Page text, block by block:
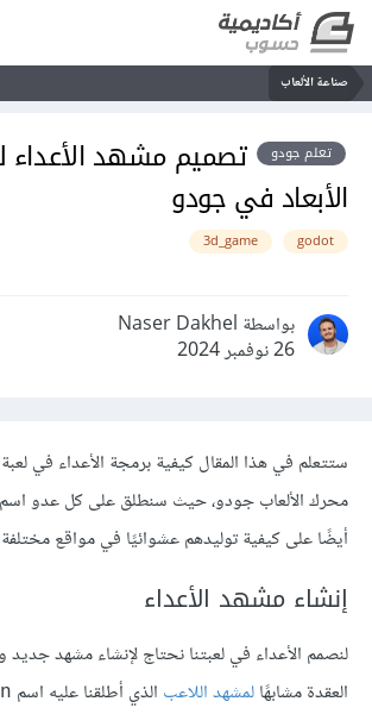
صناعة الألعاب
تعلم جودو
تصميم مشهد الأعداء
الأبعاد في جودو
godot
3d_game
بواسطة Naser Dakhel
26 نوفمبر 2024
ستتعلم في هذا المقال كيفية برمجة الأعداء في لعبة
أيضًا على كيفية توليدهم عشوائيًا في مواقع
إنشاء مشهد الأعداء
لنصمم الأعداء في لعبتنا نحتاج لإنشاء مشهد
العقدة مشابهًالمشهد اللاعب الذي أطلقنا عليه اسم